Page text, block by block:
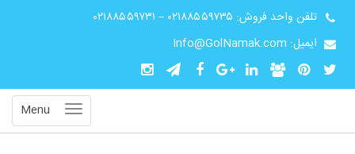
تلفن واحد فروش: ۰۲۱۸۸۵۵۹۷۳۵ – ۰۲۱۸۸۵۵۹۷۳۱
ایمیل: Info@GolNamak.com
Menu